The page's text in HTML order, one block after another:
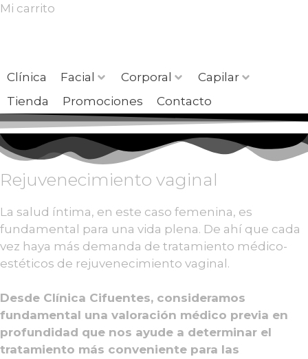
Mi carrito
Clínica Facial Corporal
Capilar
Tienda
Promociones Contacto
Rejuvenecimiento vaginal
La salud íntima, en este caso femenina, es
fundamental para una vida plena. De ahí que cada
vez haya más demanda de tratamiento médico-
estéticos de rejuvenecimiento vaginal.
Desde Clínica Cifuentes, consideramos
fundamental una valoración médico previa en
profundidad que nos ayude a determinar el
tratamiento más conveniente para las